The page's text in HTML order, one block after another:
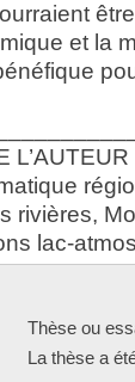
et la
rivières,
lac-
Thèse ou
La thèse a